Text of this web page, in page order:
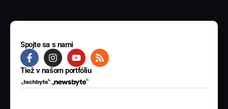
Spojte sa s nami
Tiež v našom portfóliu